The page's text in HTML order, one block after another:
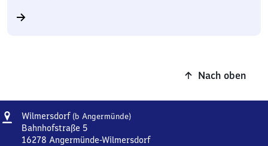
Nach oben
Adresse
Wilmersdorf (b Angermünde)Wilmersdorf
Angermünde)
Bahnhofstraße 5
16278 Angermünde-Wilmersdorf